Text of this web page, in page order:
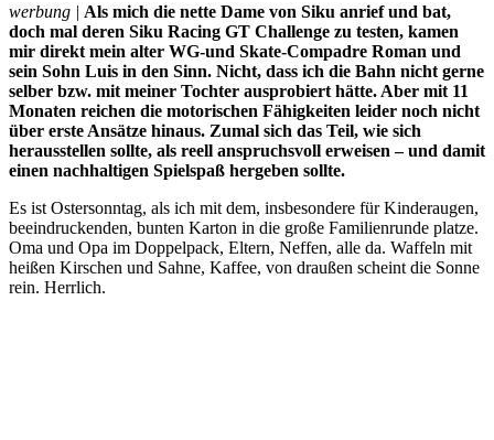
werbung | Als mich die nette Dame von Siku anrief und bat,
doch mal deren Siku Racing GT Challenge zu testen, kamen
mir direkt mein alter WG-und Skate-Compadre Roman und
sein Sohn Luis in den Sinn. Nicht, dass ich die Bahn nicht gerne
selber bzw. mit meiner Tochter ausprobiert hätte. Aber mit 11
Monaten reichen die motorischen Fähigkeiten leider noch nicht
über erste Ansätze hinaus. Zumal sich das Teil, wie sich
herausstellen sollte, als reell anspruchsvoll erweisen – und damit
einen nachhaltigen Spielspaß hergeben sollte.
Es ist Ostersonntag, als ich mit dem, insbesondere für Kinderaugen,
beeindruckenden, bunten Karton in die große Familienrunde platze.
Oma und Opa im Doppelpack, Eltern, Neffen, alle da. Waffeln mit
heißen Kirschen und Sahne, Kaffee, von draußen scheint die Sonne
rein. Herrlich.